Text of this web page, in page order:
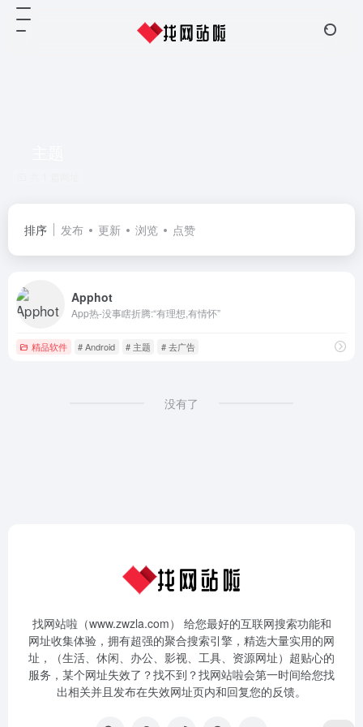
排序 发布 更新 浏览 点赞
Apphot
App热-没事瞎折腾:“有理想,有情怀”
精品软件 # Android # 主题 # 去广告
没有了
找网站啦（www.zwzla.com） 给您最好的互联网搜索功能和
网址收集体验，拥有超强的聚合搜索引擎，精选大量实用的网
址，（生活、休闲、办公、影视、工具、资源网址）超贴心的
服务，某个网址失效了？找不到？找网站啦会第一时间给您找
出相关并且发布在失效网址页内和回复您的反馈。